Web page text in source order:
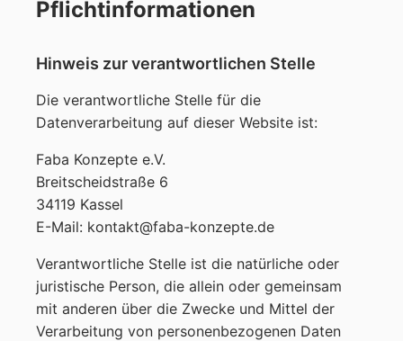
Pflichtinformationen
Hinweis zur verantwortlichen Stelle
Die verantwortliche Stelle für die
Datenverarbeitung auf dieser Website ist:
Faba Konzepte e.V.
Breitscheidstraße 6
34119 Kassel
E-Mail: kontakt@faba-konzepte.de
Verantwortliche Stelle ist die natürliche oder
juristische Person, die allein oder gemeinsam
mit anderen über die Zwecke und Mittel der
Verarbeitung von personenbezogenen Daten